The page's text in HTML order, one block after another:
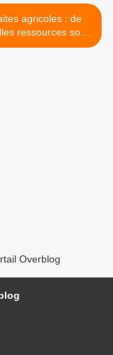
agricoles : de
ressources sont
indispensables >
Overblog